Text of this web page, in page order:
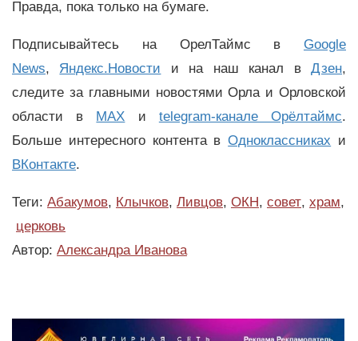
Правда, пока только на бумаге.
Подписывайтесь на ОрелТаймс в Google
News, Яндекс.Новости и на наш канал вДзен,
следите за главными новостями Орла и Орловской
области в MAX и telegram-канале Орёлтаймс.
Больше интересного контента вОдноклассниках и
ВКонтакте.
Теги: Абакумов, Клычков, Ливцов, ОКН, совет, храм,
церковь
Автор: Александра Иванова